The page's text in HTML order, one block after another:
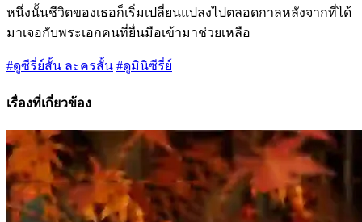
หนึ่งนั้นชีวิตของเธอก็เริ่มเปลี่ยนแปลงไปตลอดกาลหลังจากที่ได้
มาเจอกับพระเอกคนที่ยื่นมือเข้ามาช่วยเหลือ
#ดูซีรี่ย์สั้น ละครสั้น #ดูมินิซีรี่ย์
เรื่องที่เกี่ยวข้อง